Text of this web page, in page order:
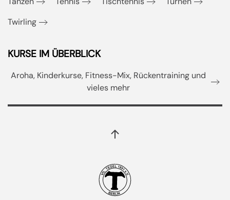
Twirling
KURSE IM ÜBERBLICK
Aroha, Kinderkurse, Fitness-Mix, Rückentraining und
vieles mehr